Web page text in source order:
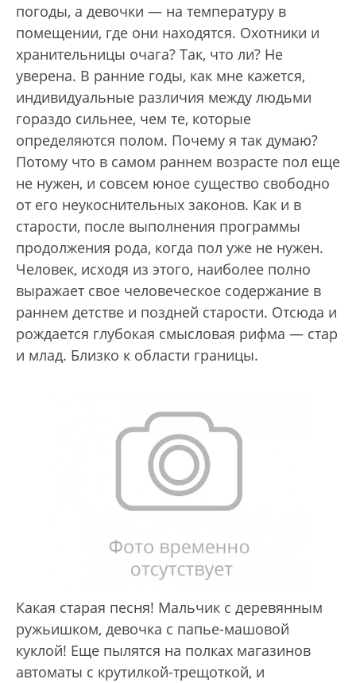
погоды, а девочки — на температуру в
помещении, где они находятся. Охотники и
хранительницы очага? Так, что ли? Не
уверена. В ранние годы, как мне кажется,
индивидуальные различия между людьми
гораздо сильнее, чем те, которые
определяются полом. Почему я так думаю?
Потому что в самом раннем возрасте пол еще
не нужен, и совсем юное существо свободно
от его неукоснительных законов. Как и в
старости, после выполнения программы
продолжения рода, когда пол уже не нужен.
Человек, исходя из этого, наиболее полно
выражает свое человеческое содержание в
раннем детстве и поздней старости. Отсюда и
рождается глубокая смысловая рифма — стар
и млад. Близко к области границы.
Какая старая песня! Мальчик с деревянным
ружьишком, девочка с папье-машовой
куклой! Еще пылятся на полках магазинов
автоматы с крутилкой-трещоткой, и